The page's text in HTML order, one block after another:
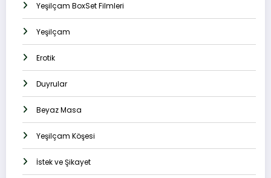
Yeşilçam BoxSet Filmleri
Yeşilçam
Erotik
Duyrular
Beyaz Masa
Yeşilçam Köşesi
İstek ve Şikayet